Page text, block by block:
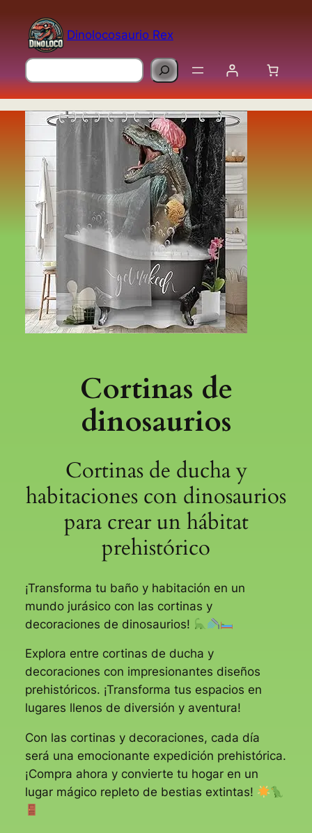
contenido
Dinolocosaurio Rex
Buscar
Cortinas de
dinosaurios
Cortinas de ducha y
habitaciones con dinosaurios
para crear un hábitat
prehistórico
¡Transforma tu baño y habitación en un
mundo jurásico con las cortinas y
decoraciones de dinosaurios!
Explora entre cortinas de ducha y
decoraciones con impresionantes diseños
prehistóricos. ¡Transforma tus espacios en
lugares llenos de diversión y aventura!
Con las cortinas y decoraciones, cada día
será una emocionante expedición prehistórica.
¡Compra ahora y convierte tu hogar en un
lugar mágico repleto de bestias extintas!